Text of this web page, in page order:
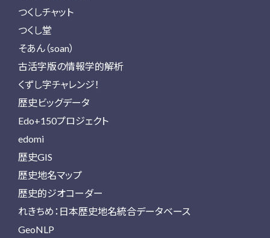
つくしチャット
つくし堂
そあん（soan）
古活字版の情報学的解析
くずし字チャレンジ！
歴史ビッグデータ
Edo+150プロジェクト
edomi
歴史GIS
歴史地名マップ
歴史的ジオコーダー
れきちめ：日本歴史地名統合データベース
GeoNLP